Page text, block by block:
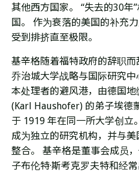
其他西方国家。 “失去的30年
国。 作为衰落的美国的补充
受到排挤直至极限。
基辛格随着福特政府的辞职
乔治城大学战略与国际研究中
本处理者的避风港，由德国地
(Karl Haushofer) 的弟子埃德
于 1919 年在同一所大学创立
成为独立的研究机构，并与
整合。 基辛格是董事会成员
子布伦特·斯考克罗夫特和经